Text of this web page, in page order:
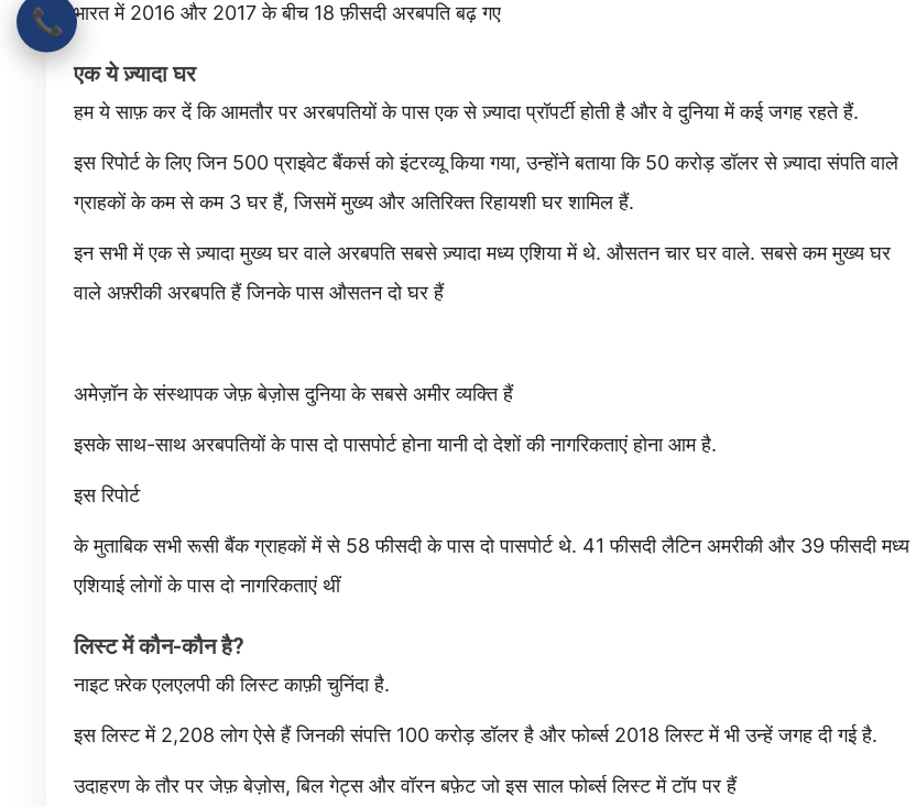
भारत में 2016 और 2017 के बीच 18 फ़ीसदी अरबपति बढ़ गए
एक ये ज़्यादा घर
हम ये साफ़ कर दें कि आमतौर पर अरबपतियों के पास एक से ज़्यादा प्रॉपर्टी होती है और वे दुनिया में कई जगह रहते हैं.
इस रिपोर्ट के लिए जिन 500 प्राइवेट बैंकर्स को इंटरव्यू किया गया, उन्होंने बताया कि 50 करोड़ डॉलर से ज़्यादा संपति वाले
ग्राहकों के कम से कम 3 घर हैं, जिसमें मुख्य और अतिरिक्त रिहायशी घर शामिल हैं.
इन सभी में एक से ज़्यादा मुख्य घर वाले अरबपति सबसे ज़्यादा मध्य एशिया में थे. औसतन चार घर वाले. सबसे कम मुख्य घर
वाले अफ़्रीकी अरबपति हैं जिनके पास औसतन दो घर हैं
अमेज़ॉन के संस्थापक जेफ़ बेज़ोस दुनिया के सबसे अमीर व्यक्ति हैं
इसके साथ-साथ अरबपतियों के पास दो पासपोर्ट होना यानी दो देशों की नागरिकताएं होना आम है.
इस रिपोर्ट
के मुताबिक सभी रूसी बैंक ग्राहकों में से 58 फीसदी के पास दो पासपोर्ट थे. 41 फीसदी लैटिन अमरीकी और 39 फीसदी मध्य
एशियाई लोगों के पास दो नागरिकताएं थीं
लिस्ट में कौन-कौन है?
नाइट फ़्रेक एलएलपी की लिस्ट काफ़ी चुनिंदा है.
इस लिस्ट में 2,208 लोग ऐसे हैं जिनकी संपत्ति 100 करोड़ डॉलर है और फोर्ब्स 2018 लिस्ट में भी उन्हें जगह दी गई है.
उदाहरण के तौर पर जेफ़ बेज़ोस, बिल गेट्स और वॉरन बफ़ेट जो इस साल फोर्ब्स लिस्ट में टॉप पर हैं
📞